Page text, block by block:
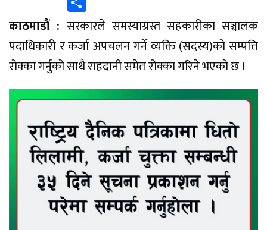
काठमाडौं : सरकारले समस्याग्रस्त सहकारीका सञ्चालक
पदाधिकारी र कर्जा अपचलन गर्ने व्यक्ति (सदस्य)को सम्पत्ति
रोक्का गर्नुको साथै राहदानी समेत रोक्का गरिने भएको छ ।